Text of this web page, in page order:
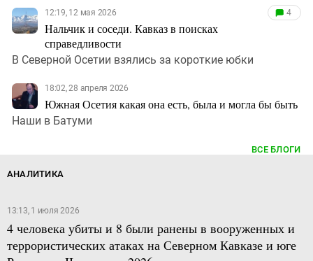
12:19, 12 мая 2026
Нальчик и соседи. Кавказ в поисках
справедливости
4
В Северной Осетии взялись за короткие юбки
18:02, 28 апреля 2026
Южная Осетия какая она есть, была и могла бы быть
Наши в Батуми
ВСЕ БЛОГИ
АНАЛИТИКА
13:13, 1 июля 2026
4 человека убиты и 8 были ранены в вооруженных и
террористических атаках на Северном Кавказе и юге